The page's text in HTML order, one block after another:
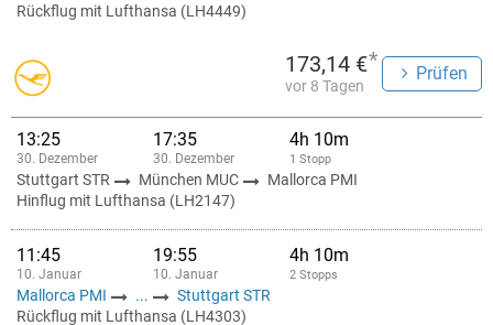
Rückflug mit Lufthansa (LH4449)
173,14 €*
vor 8 Tagen
Prüfen
13:25
30. Dezember
17:35
30. Dezember
4h 10m
1 Stopp
Stuttgart STR München MUC
Mallorca PMI
Hinflug mit Lufthansa (LH2147)
11:45
10. Januar
19:55
10. Januar
4h 10m
2 Stopps
Mallorca PMI ...
Stuttgart STR
Rückflug mit Lufthansa (LH4303)